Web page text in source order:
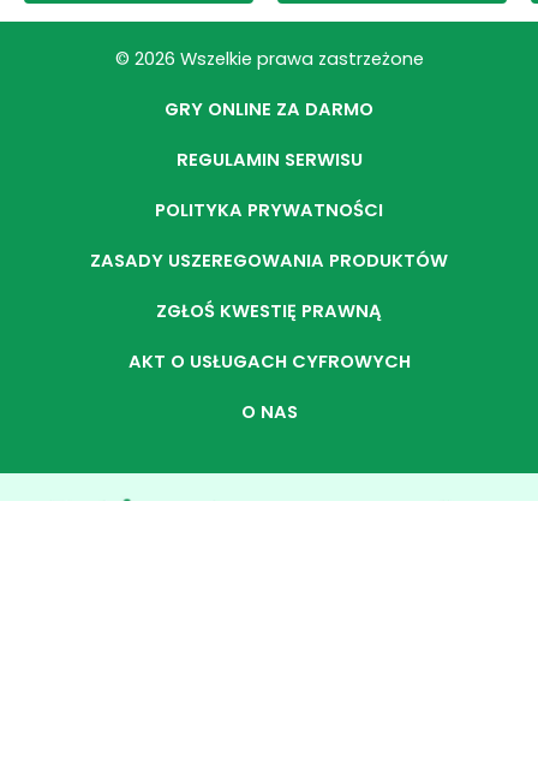
© 2026 Wszelkie prawa zastrzeżone
GRY ONLINE ZA DARMO
REGULAMIN SERWISU
POLITYKA PRYWATNOŚCI
ZASADY USZEREGOWANIA PRODUKTÓW
ZGŁOŚ KWESTIĘ PRAWNĄ
AKT O USŁUGACH CYFROWYCH
O NAS